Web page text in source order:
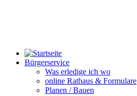
Bürgerservice
Was erledige ich wo
online Rathaus & Formulare
Planen / Bauen